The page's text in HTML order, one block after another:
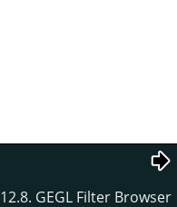
12.8. GEGL Filter Browser